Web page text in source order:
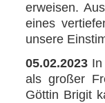
erweisen.
eines
unsere
05.02.2023
als großer
Göttin Brigit